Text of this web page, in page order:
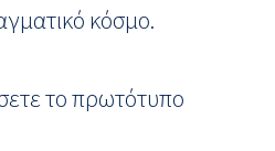
κόσμο.
το πρωτότυπο